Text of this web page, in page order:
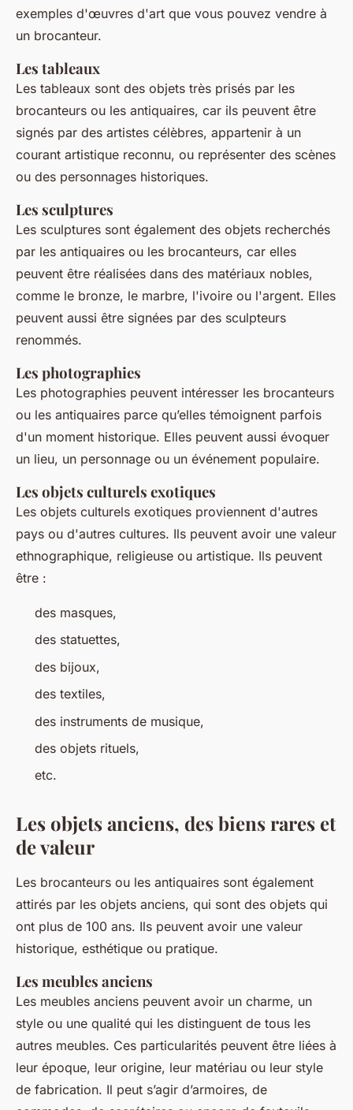
exemples d'œuvres d'art que vous pouvez vendre à
un brocanteur.
Les tableaux
Les tableaux sont des objets très prisés par les
brocanteurs ou les antiquaires, car ils peuvent être
signés par des artistes célèbres, appartenir à un
courant artistique reconnu, ou représenter des scènes
ou des personnages historiques.
Les sculptures
Les sculptures sont également des objets recherchés
par les antiquaires ou les brocanteurs, car elles
peuvent être réalisées dans des matériaux nobles,
comme le bronze, le marbre, l'ivoire ou l'argent. Elles
peuvent aussi être signées par des sculpteurs
renommés.
Les photographies
Les photographies peuvent intéresser les brocanteurs
ou les antiquaires parce qu’elles témoignent parfois
d'un moment historique. Elles peuvent aussi évoquer
un lieu, un personnage ou un événement populaire.
Les objets culturels exotiques
Les objets culturels exotiques proviennent d'autres
pays ou d'autres cultures. Ils peuvent avoir une valeur
ethnographique, religieuse ou artistique. Ils peuvent
être :
des masques,
des statuettes,
des bijoux,
des textiles,
des instruments de musique,
des objets rituels,
etc.
Les objets anciens, des biens rares et
de valeur
Les brocanteurs ou les antiquaires sont également
attirés par les objets anciens, qui sont des objets qui
ont plus de 100 ans. Ils peuvent avoir une valeur
historique, esthétique ou pratique.
Les meubles anciens
Les meubles anciens peuvent avoir un charme, un
style ou une qualité qui les distinguent de tous les
autres meubles. Ces particularités peuvent être liées à
leur époque, leur origine, leur matériau ou leur style
de fabrication. Il peut s’agir d’armoires, de